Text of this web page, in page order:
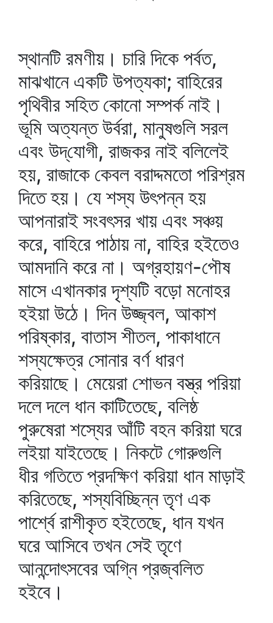
স্থানটি রমণীয়। চারি দিকে পর্বত,
মাঝখানে একটি উপত্যকা; বাহিরের
পৃথিবীর সহিত কোনো সম্পর্ক নাই।
ভূমি অত্যন্ত উর্বরা, মানুষগুলি সরল
এবং উদ্‌যোগী, রাজকর নাই বলিলেই
হয়, রাজাকে কেবল বরাদ্দমতো পরিশ্রম
দিতে হয়। যে শস্য উৎপন্ন হয়
আপনারাই সংবৎসর খায় এবং সঞ্চয়
করে, বাহিরে পাঠায় না, বাহির হইতেও
আমদানি করে না। অগ্রহায়ণ-পৌষ
মাসে এখানকার দৃশ্যটি বড়ো মনোহর
হইয়া উঠে। দিন উজ্জ্বল, আকাশ
পরিষ্কার, বাতাস শীতল, পাকাধানে
শস্যক্ষেত্র সোনার বর্ণ ধারণ
করিয়াছে। মেয়েরা শোভন বস্ত্র পরিয়া
দলে দলে ধান কাটিতেছে, বলিষ্ঠ
পুরুষেরা শস্যের আঁটি বহন করিয়া ঘরে
লইয়া যাইতেছে। নিকটে গোরুগুলি
ধীর গতিতে প্রদক্ষিণ করিয়া ধান মাড়াই
করিতেছে, শস্যবিচ্ছিন্ন তৃণ এক
পার্শ্বে রাশীকৃত হইতেছে, ধান যখন
ঘরে আসিবে তখন সেই তৃণে
আনন্দোৎসবের অগ্নি প্রজ্বলিত
হইবে।